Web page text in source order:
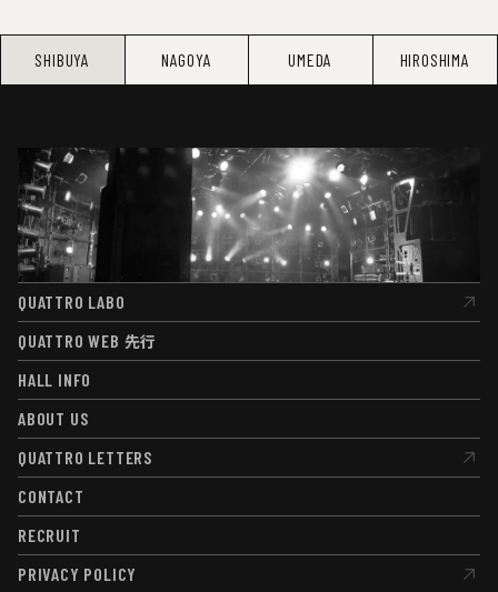
SHIBUYA NAGOYA UMEDA HIROSHIMA
QUATTRO LABO
QUATTRO LABO
QUATTRO WEB 先行
QUATTRO WEB先行
HALL INFO
HALL INFO
ABOUT US
ABOUT US
QUATTRO LETTERS
QUATTRO LETTERS
CONTACT
CONTACT
RECRUIT
RECRUIT
PRIVACY POLICY